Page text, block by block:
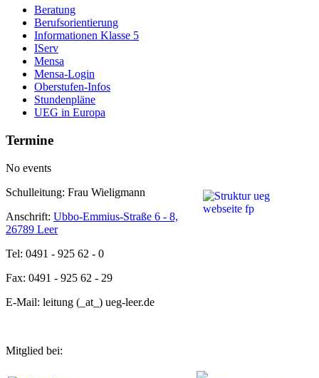
Beratung
Berufsorientierung
Informationen Klasse 5
IServ
Mensa
Mensa-Login
Oberstufen-Infos
Stundenpläne
UEG in Europa
Termine
No events
Schulleitung: Frau Wieligmann
Anschrift: Ubbo-Emmius-Straße 6 - 8,
26789 Leer
Tel: 0491 - 925 62 - 0
Fax: 0491 - 925 62 - 29
E-Mail: leitung (_at_) ueg-leer.de
Mitglied bei: